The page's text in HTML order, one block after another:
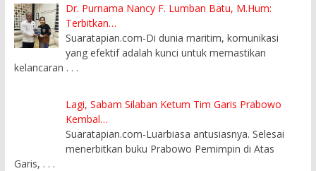
Dr. Purnama Nancy F. Lumban Batu, M.Hum:
Terbitkan…
Suaratapian.com-Di dunia maritim, komunikasi
yang efektif adalah kunci untuk memastikan
kelancaran . . .
Lagi, Sabam Silaban Ketum Tim Garis Prabowo
Kembal…
Suaratapian.com-Luarbiasa antusiasnya. Selesai
menerbitkan buku Prabowo Pemimpin di Atas
Garis, . . .